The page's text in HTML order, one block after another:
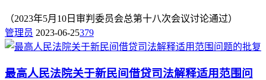
（2023年5月10日审判委员会总第十八次会议讨论通过）
管理员 2023-06-25379
最高人民法院关于新民间借贷司法解释适用范围问